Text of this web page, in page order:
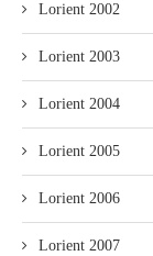
Lorient 2002
Lorient 2003
Lorient 2004
Lorient 2005
Lorient 2006
Lorient 2007